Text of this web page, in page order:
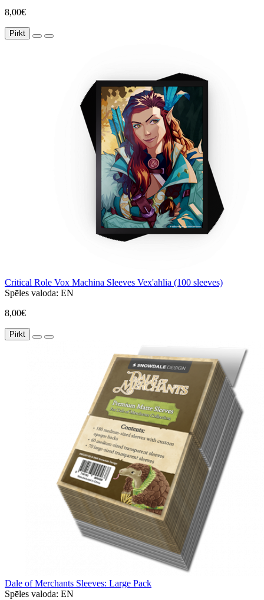
8,00€
Pirkt
Critical Role Vox Machina Sleeves Vex'ahlia (100 sleeves)
Spēles valoda: EN
8,00€
Pirkt
Dale of Merchants Sleeves: Large Pack
Spēles valoda: EN